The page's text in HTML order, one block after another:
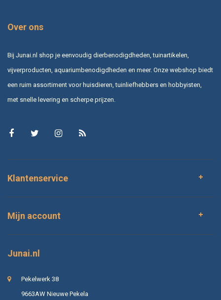
Over ons
Bij Junai.nl shop je eenvoudig dierbenodigdheden, tuinartikelen,
vijverproducten, aquariumbenodigdheden en meer. Onze webshop biedt
een ruim assortiment voor huisdieren, tuinliefhebbers en hobbyisten,
met snelle levering en scherpe prijzen.
Klantenservice
Mijn account
Junai.nl
Pekelwerk 38
9663AW Nieuwe Pekela